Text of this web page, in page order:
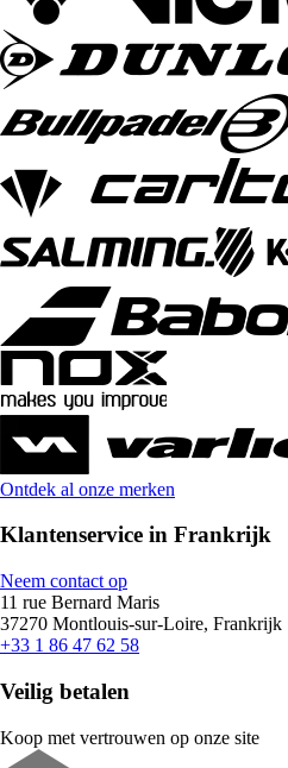
Ontdek al onze merken
Klantenservice in Frankrijk
Neem contact op
11 rue Bernard Maris
37270 Montlouis-sur-Loire, Frankrijk
+33 1 86 47 62 58
Veilig betalen
Koop met vertrouwen op onze site